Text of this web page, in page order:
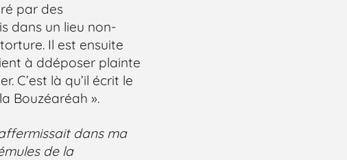
par des
dans un lieu non-
Il est ensuite
à ddéposer plainte
C’est là qu’il écrit le
Bouzéaréah ».
dans ma
de la